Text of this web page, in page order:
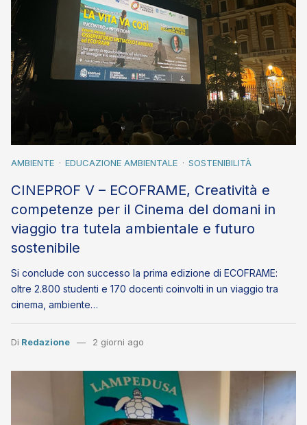
AMBIENTE EDUCAZIONE AMBIENTALE SOSTENIBILITÀ
CINEPROF V – ECOFRAME, Creatività e
competenze per il Cinema del domani in
viaggio tra tutela ambientale e futuro
sostenibile
Si conclude con successo la prima edizione di ECOFRAME:
oltre 2.800 studenti e 170 docenti coinvolti in un viaggio tra
cinema, ambiente…
Di Redazione 2 giorni ago